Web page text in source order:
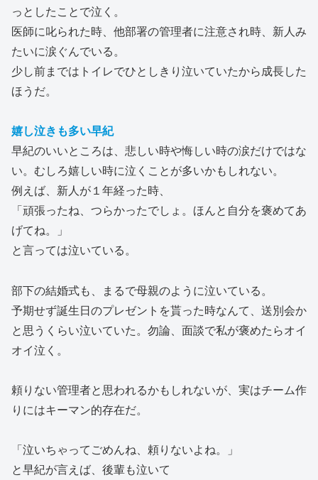
っとしたことで泣く。
医師に叱られた時、他部署の管理者に注意され時、新人み
たいに涙ぐんでいる。
少し前まではトイレでひとしきり泣いていたから成長した
ほうだ。
嬉し泣きも多い早紀
早紀のいいところは、悲しい時や悔しい時の涙だけではな
い。むしろ嬉しい時に泣くことが多いかもしれない。
例えば、新人が１年経った時、
「頑張ったね、つらかったでしょ。ほんと自分を褒めてあ
げてね。」
と言っては泣いている。
部下の結婚式も、まるで母親のように泣いている。
予期せず誕生日のプレゼントを貰った時なんて、送別会か
と思うくらい泣いていた。勿論、面談で私が褒めたらオイ
オイ泣く。
頼りない管理者と思われるかもしれないが、実はチーム作
りにはキーマン的存在だ。
「泣いちゃってごめんね、頼りないよね。」
と早紀が言えば、後輩も泣いて